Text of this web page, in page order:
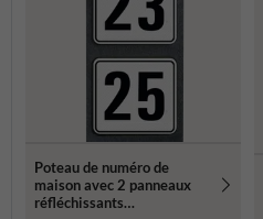
Poteau de numéro de
maison avec 2 panneaux
réfléchissants